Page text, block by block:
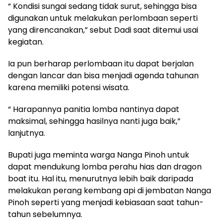
“ Kondisi sungai sedang tidak surut, sehingga bisa
digunakan untuk melakukan perlombaan seperti
yang direncanakan,” sebut Dadi saat ditemui usai
kegiatan.
Ia pun berharap perlombaan itu dapat berjalan
dengan lancar dan bisa menjadi agenda tahunan
karena memiliki potensi wisata.
“ Harapannya panitia lomba nantinya dapat
maksimal, sehingga hasilnya nanti juga baik,”
lanjutnya.
Bupati juga meminta warga Nanga Pinoh untuk
dapat mendukung lomba perahu hias dan dragon
boat itu. Hal itu, menurutnya lebih baik daripada
melakukan perang kembang api di jembatan Nanga
Pinoh seperti yang menjadi kebiasaan saat tahun-
tahun sebelumnya.